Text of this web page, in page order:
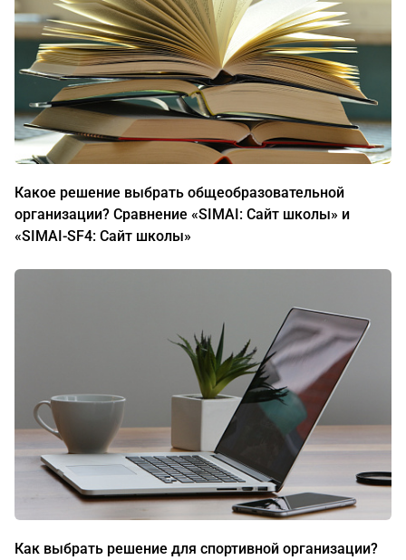
Какое решение выбрать общеобразовательной
организации? Сравнение «SIMAI: Сайт школы» и
«SIMAI-SF4: Сайт школы»
Как выбрать решение для спортивной организации?